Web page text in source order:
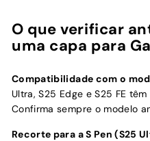
O que verificar
uma capa para
Compatibilidade com o
Ultra, S25 Edge e S25 FE
Confirma sempre o modelo
Recorte para a S Pen (S25